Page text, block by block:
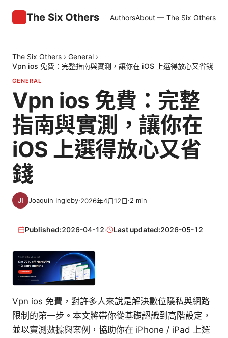
The Six Others AuthorsAbout — The Six Others
The Six Others › General ›
Vpn ios 免費：完整指南與實測，讓你在 iOS 上選得放心又省錢
GENERAL
Vpn ios 免費：完整
指南與實測，讓你在
iOS 上選得放心又省
錢
Joaquin Ingleby·2026年4月12日·2 min
Published:2026-04-12· Last updated:2026-05-12
Vpn ios 免費，對許多人來說是解決數位隱私與網路
限制的第一步。本文將帶你從基礎認識到高階設定，
並以實測數據與案例，協助你在 iPhone / iPad 上選